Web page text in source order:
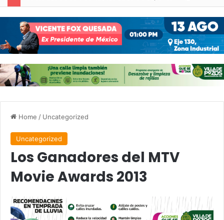
Home / Uncategorized
Uncategorized
Los Ganadores del MTV
Movie Awards 2013